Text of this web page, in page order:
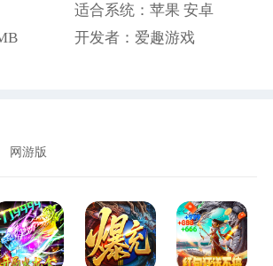
适合系统：苹果 安卓
开发者：爱趣游戏
网游版